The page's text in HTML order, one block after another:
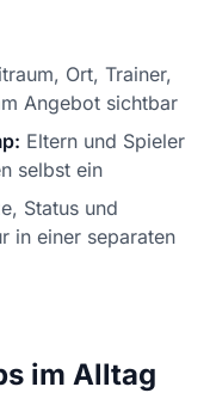
Ort, Trainer,
Angebot sichtbar
Eltern und Spieler
selbst ein
Status und
in einer separaten
im Alltag